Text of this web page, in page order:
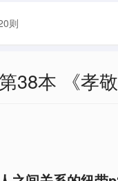
则
第38本 《孝